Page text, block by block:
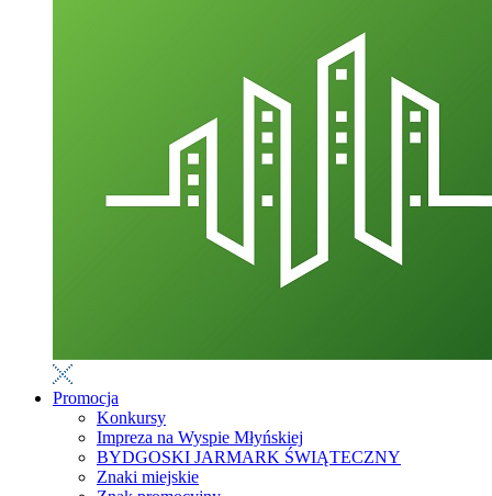
Promocja
Konkursy
Impreza na Wyspie Młyńskiej
BYDGOSKI JARMARK ŚWIĄTECZNY
Znaki miejskie